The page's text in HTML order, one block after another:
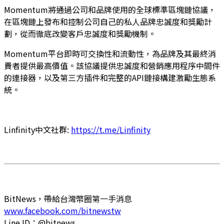
Momentum將通過公司和品牌使用的全球標準區塊鏈協議，
在區塊鏈上發布和控制公司自己的私人品牌忠誠度和獎勵計
劃，從而徹底改變客戶忠誠度和獎勵機制。
Momentum平台即時可交換性和流動性，為品牌及其最終消
費者提供最高價值。該協議提供忠誠度和營銷應用程序中間件
的連接器，以及第三方插件和完整的API鏈接構建激勵生態系
統。
Linfinity中文社群: https://t.me/Linfinity
BitNews，帶給台灣幣圈第一手消息
www.facebook.com/bitnewstw